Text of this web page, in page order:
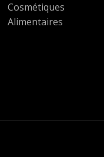
Cosmétiques
Alimentaires